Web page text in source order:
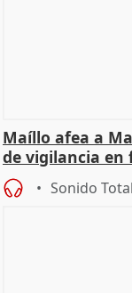
Maíllo afea a
de vigilancia en
Sonido